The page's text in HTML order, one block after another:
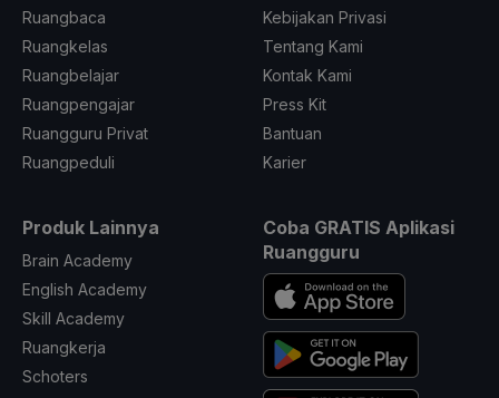
Ruangbaca
Ruangkelas
Ruangbelajar
Ruangpengajar
Ruangguru Privat
Ruangpeduli
Kebijakan Privasi
Tentang Kami
Kontak Kami
Press Kit
Bantuan
Karier
Produk Lainnya
Brain Academy
English Academy
Skill Academy
Ruangkerja
Schoters
Coba GRATIS Aplikasi
Ruangguru